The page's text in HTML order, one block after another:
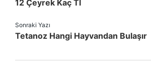
12 Çeyrek Kaç Tl
Sonraki Yazı
Tetanoz Hangi Hayvandan Bulaşır